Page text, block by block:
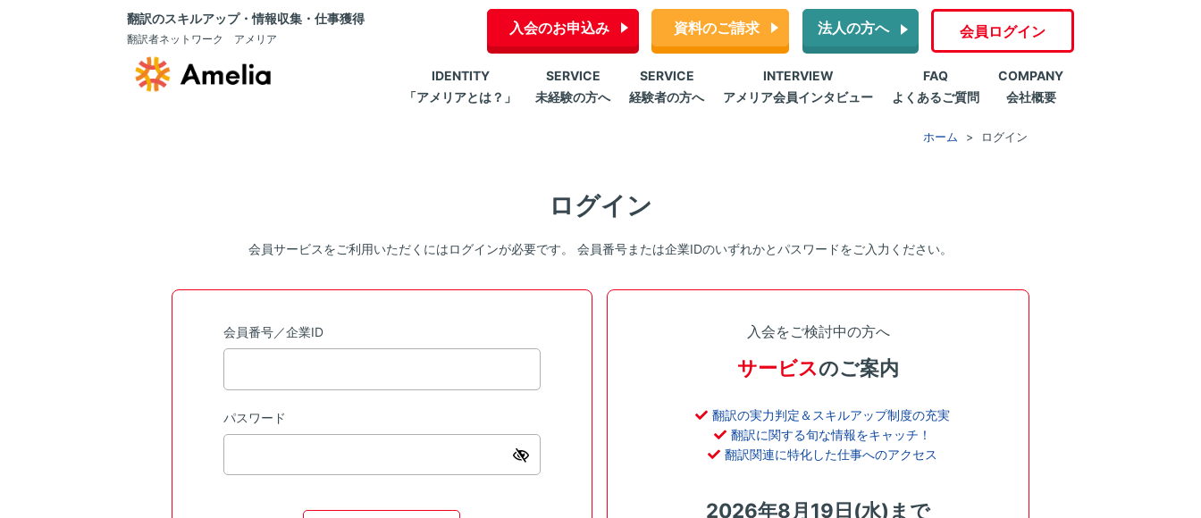
翻訳のスキルアップ・情報収集・仕事獲得
翻訳者ネットワーク アメリア
入会のお申込み 資料のご請求 法人の方へ 会員ログイン
IDENTITY
「アメリアとは？」
SERVICE
未経験の方へ
SERVICE
経験者の方へ
INTERVIEW
アメリア会員インタビュー
FAQ
よくあるご質問
COMPANY
会社概要
ホーム ログイン
ログイン
会員サービスをご利用いただくにはログインが必要です。 会員番号または企業IDのいずれかとパスワードをご入力ください。
会員番号／企業ID
パスワード
入会をご検討中の方へ
サービスのご案内
翻訳の実力判定＆スキルアップ制度の充実
翻訳に関する旬な情報をキャッチ！
翻訳関連に特化した仕事へのアクセス
2026年8月19日(水)まで